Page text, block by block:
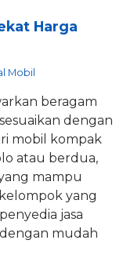
Harga
Mobil
beragam
dengan
mobil kompak
atau berdua,
mampu
yang
jasa
mudah